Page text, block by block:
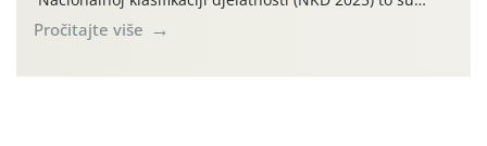
skupne 01.1, 01.2, 01.3, 01.4, 01.5 i 01.6. Djelatnost
prerade poljoprivrednih proizvoda je svako djelovanje na
Pročitajte više